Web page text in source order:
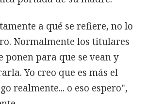
a qué se refiere, no lo
Normalmente los titulares
ponen para que se vean y
Yo creo que es más el
realmente... o eso espero",